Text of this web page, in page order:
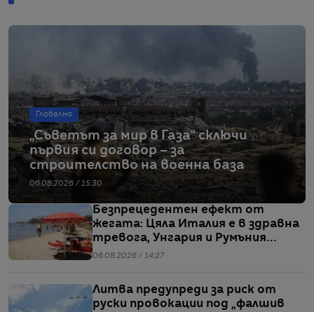
Глобално
„Съветът за мир в Газа“ сключи
първия си договор – за
строителство на военна база
06.08.2026 / 15:30
Безпрецедентен ефект от
жегата: Цяла Италия е в здравна
тревога, Унгария и Румъния
пестят електричество
06.08.2026 / 14:27
Литва предупреди за риск от
руски провокации под „фалшив